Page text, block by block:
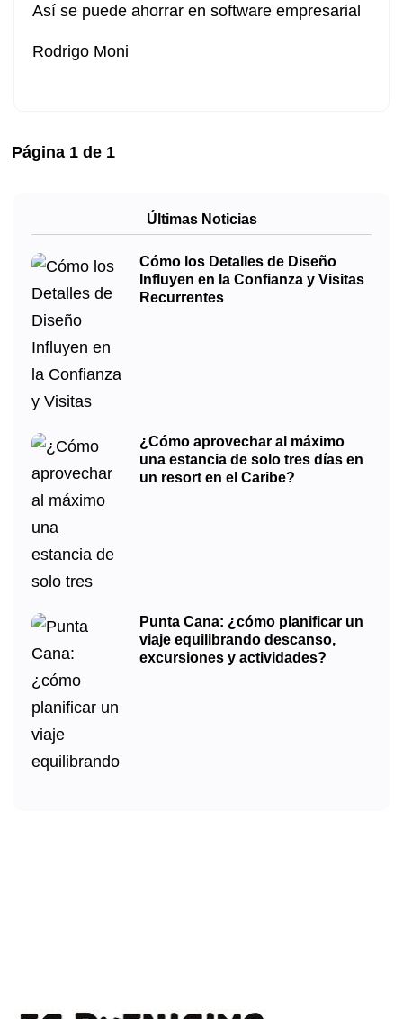
Así se puede ahorrar en software empresarial
Rodrigo Moni
Página 1 de 1
Últimas Noticias
Cómo los Detalles de Diseño
Influyen en la Confianza y Visitas
Recurrentes
¿Cómo aprovechar al máximo
una estancia de solo tres días en
un resort en el Caribe?
Punta Cana: ¿cómo planificar un
viaje equilibrando descanso,
excursiones y actividades?